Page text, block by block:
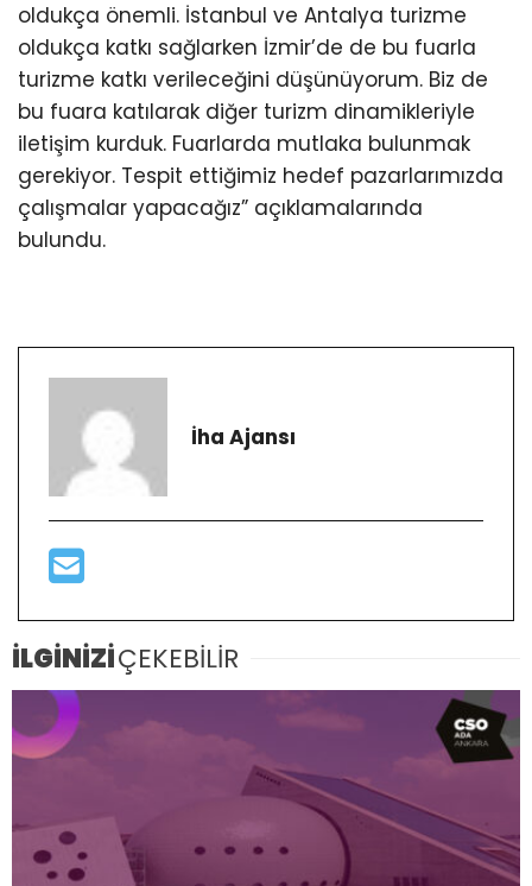
oldukça önemli. İstanbul ve Antalya turizme
oldukça katkı sağlarken İzmir’de de bu fuarla
turizme katkı verileceğini düşünüyorum. Biz de
bu fuara katılarak diğer turizm dinamikleriyle
iletişim kurduk. Fuarlarda mutlaka bulunmak
gerekiyor. Tespit ettiğimiz hedef pazarlarımızda
çalışmalar yapacağız” açıklamalarında
bulundu.
İha Ajansı
İLGİNİZİÇEKEBİLİR